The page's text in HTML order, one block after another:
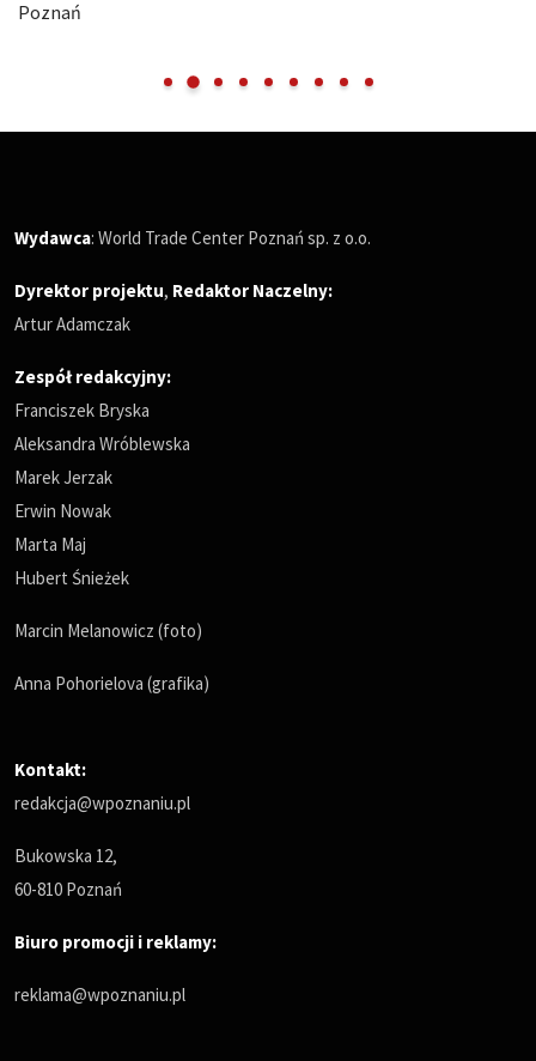
Poznań
Wydawca: World Trade Center Poznań sp. z o.o.
Dyrektor projektu, Redaktor Naczelny:
Artur Adamczak
Zespół redakcyjny:
Franciszek Bryska
Aleksandra Wróblewska
Marek Jerzak
Erwin Nowak
Marta Maj
Hubert Śnieżek
Marcin Melanowicz (foto)
Anna Pohorielova (grafika)
Kontakt:
redakcja@wpoznaniu.pl
Bukowska 12,
60-810 Poznań
Biuro promocji i reklamy:
reklama@wpoznaniu.pl